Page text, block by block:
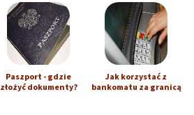
Paszport - gdzie
złożyć dokumenty?
Jak korzystać z
bankomatu za granicą